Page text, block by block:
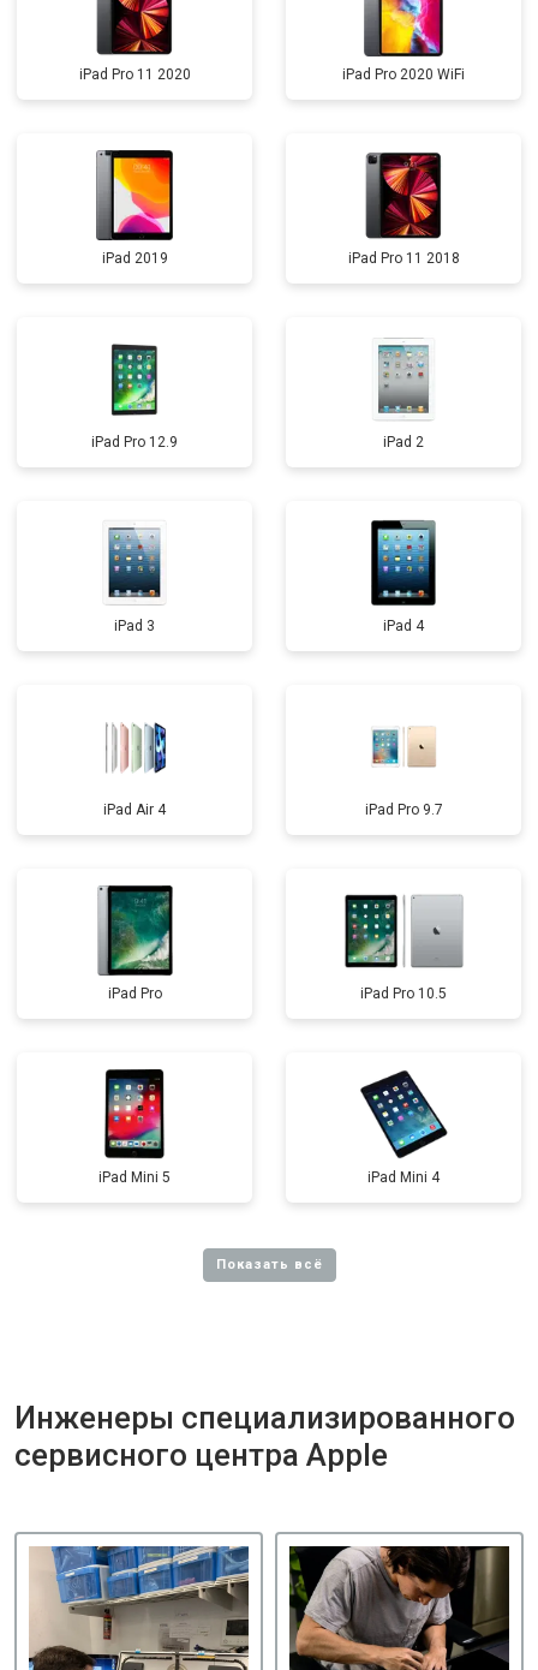
iPad Pro 11 2020 iPad Pro 2020 WiFi
iPad 2019 iPad Pro 11 2018
iPad Pro 12.9 iPad 2
iPad 3 iPad 4
iPad Air 4 iPad Pro 9.7
iPad Pro iPad Pro 10.5
iPad Mini 5 iPad Mini 4
Инженеры специализированного
сервисного центра Apple